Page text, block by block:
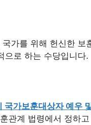
국가를 위해 헌신한
으로 하는 수당입니다.
국가보훈대상자 예우
관계 법령에서 정하